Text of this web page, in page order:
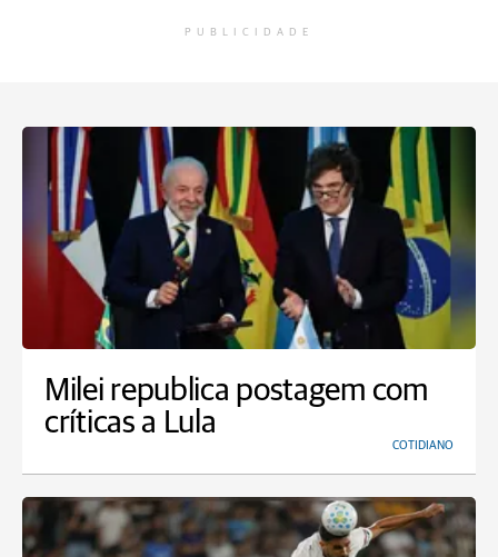
PUBLICIDADE
Milei republica postagem com
críticas a Lula
COTIDIANO